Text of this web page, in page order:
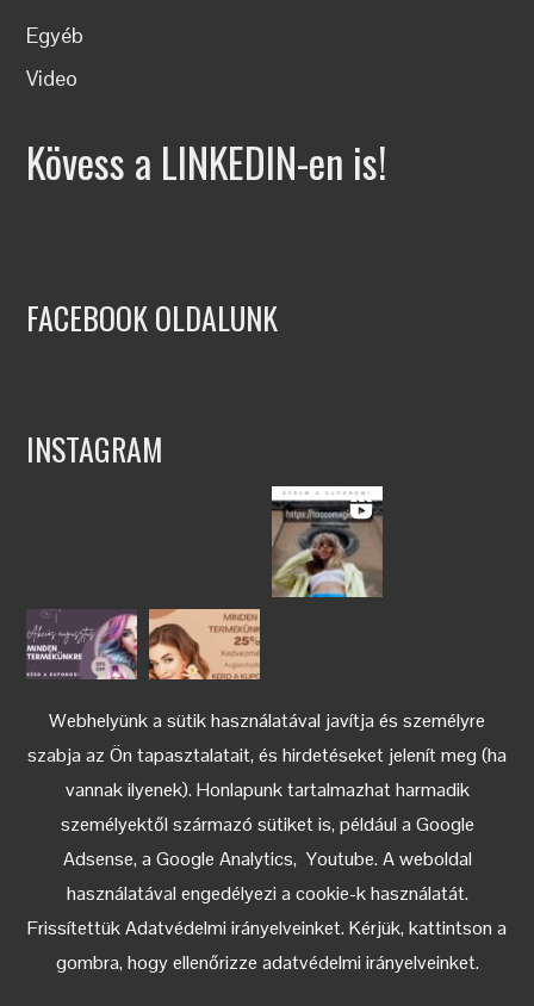
Webhelyünk a sütik használatával javítja és személyre
szabja az Ön tapasztalatait, és hirdetéseket jelenít meg (ha
vannak ilyenek). Honlapunk tartalmazhat harmadik
személyektől származó sütiket is, például a Google
Adsense, a Google Analytics, Youtube. A weboldal
használatával engedélyezi a cookie-k használatát.
Frissítettük Adatvédelmi irányelveinket. Kérjük, kattintson a
gombra, hogy ellenőrizze adatvédelmi irányelveinket.
Egyéb
Video
Kövess a LINKEDIN-en is!
FACEBOOK OLDALUNK
INSTAGRAM
Keress az Instagramon